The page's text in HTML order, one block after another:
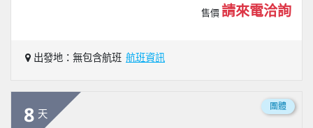
售價 請來電洽詢
出發地：無包含航班 航班資訊
8 天
團體